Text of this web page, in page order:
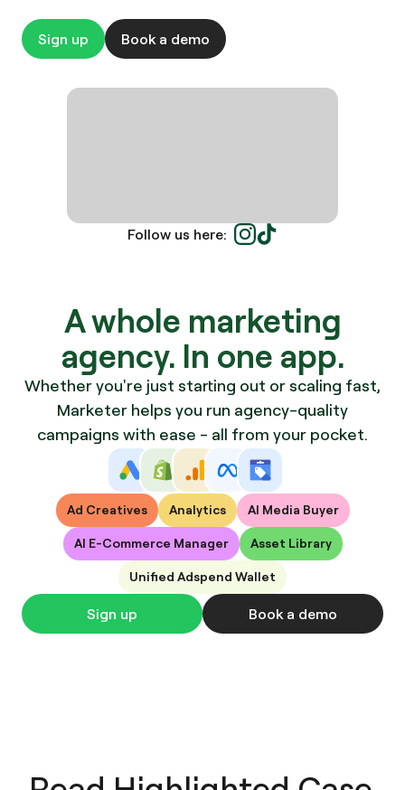
Sign up Book a demo
Follow us here:
A whole marketing
agency. In one app.
Whether you're just starting out or scaling fast,
Marketer helps you run agency-quality
campaigns with ease - all from your pocket.
Ad Creatives Analytics AI Media Buyer
AI E-Commerce Manager Asset Library
Unified Adspend Wallet
Sign up Book a demo